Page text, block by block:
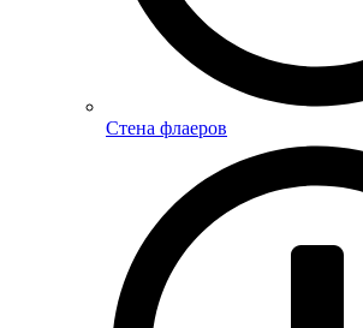
Стена флаеров